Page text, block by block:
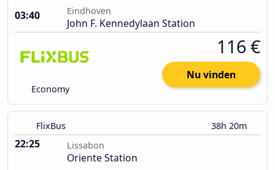
03:40
Eindhoven
John F. Kennedylaan Station
Economy
116 €
Nu vinden
FlixBus 38h 20m
22:25 Lissabon
Oriente Station